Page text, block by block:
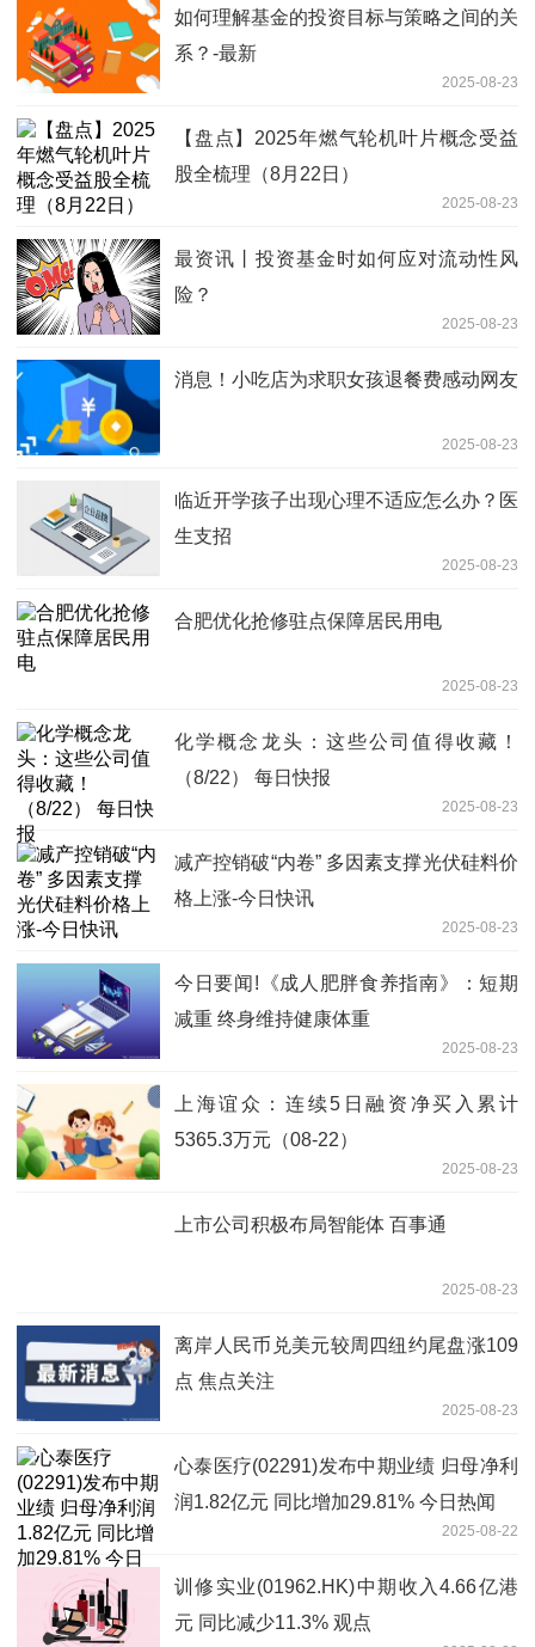
如何理解基金的投资目标与策略之间的关
系？-最新
2025-08-23
【盘点】2025年燃气轮机叶片概念受益
股全梳理（8月22日）
2025-08-23
最资讯丨投资基金时如何应对流动性风
险？
2025-08-23
消息！小吃店为求职女孩退餐费感动网友
2025-08-23
临近开学孩子出现心理不适应怎么办？医
生支招
2025-08-23
合肥优化抢修驻点保障居民用电
2025-08-23
化学概念龙头：这些公司值得收藏！
（8/22） 每日快报
2025-08-23
减产控销破“内卷” 多因素支撑光伏硅料价
格上涨-今日快讯
2025-08-23
今日要闻!《成人肥胖食养指南》：短期
减重 终身维持健康体重
2025-08-23
上海谊众：连续5日融资净买入累计
5365.3万元（08-22）
2025-08-23
上市公司积极布局智能体 百事通
2025-08-23
离岸人民币兑美元较周四纽约尾盘涨109
点 焦点关注
2025-08-23
心泰医疗(02291)发布中期业绩 归母净利
润1.82亿元 同比增加29.81% 今日热闻
2025-08-22
训修实业(01962.HK)中期收入4.66亿港
元 同比减少11.3% 观点